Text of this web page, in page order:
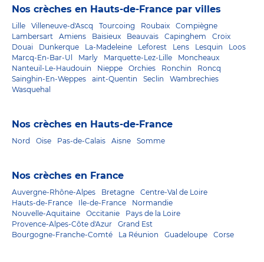
Nos crèches en Hauts-de-France par villes
Lille Villeneuve-d'Ascq Tourcoing Roubaix
Compiègne
Lambersart
Amiens Baisieux Beauvais Capinghem
Croix
Douai
Dunkerque La-Madeleine Leforest Lens Lesquin
Loos
Marcq-En-Bar-Ul
Marly Marquette-Lez-Lille
Moncheaux
Nanteuil-Le-Haudouin
Nieppe Orchies Ronchin
Roncq
Sainghin-En-Weppes
aint-Quentin Seclin
Wambrechies
Wasquehal
Nos crèches en Hauts-de-France
Nord Oise Pas-de-Calais Aisne Somme
Nos crèches en France
Auvergne-Rhône-Alpes Bretagne
Centre-Val de Loire
Hauts-de-France
Ile-de-France
Normandie
Nouvelle-Aquitaine
Occitanie
Pays de la Loire
Provence-Alpes-Côte d'Azur
Grand Est
Bourgogne-Franche-Comté
La Réunion Guadeloupe Corse